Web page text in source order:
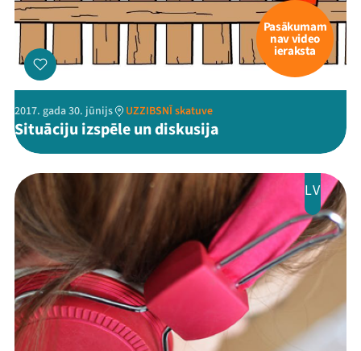
Pasākumam
nav video
ieraksta
2017. gada 30. jūnijs UZZIBSNĪ skatuve
Situāciju izspēle un diskusija
LV